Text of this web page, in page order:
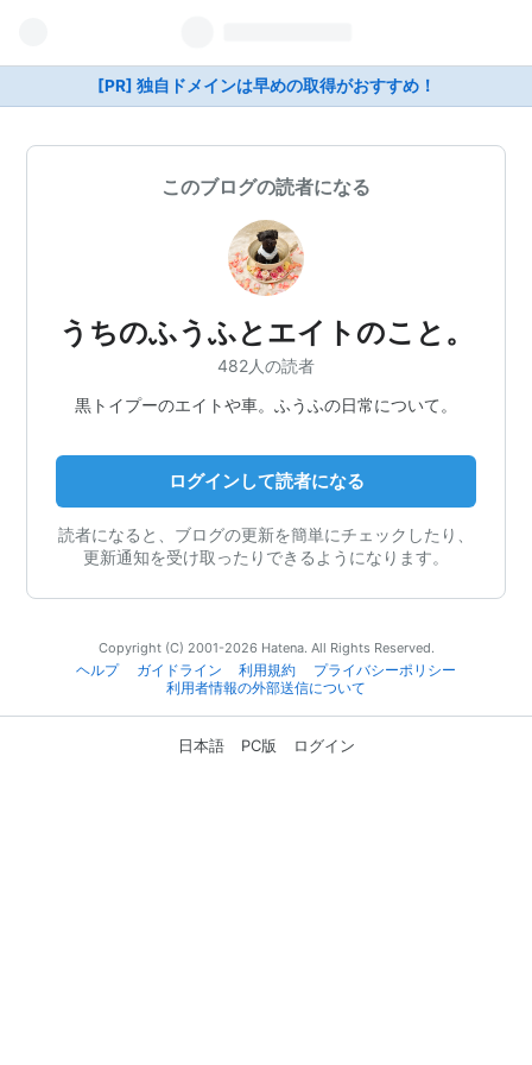
[PR] 独自ドメインは早めの取得がおすすめ！
このブログの読者になる
うちのふうふとエイトのこと。
482人の読者
黒トイプーのエイトや車。ふうふの日常について。
ログインして読者になる
読者になると、ブログの更新を簡単にチェックしたり、
更新通知を受け取ったりできるようになります。
Copyright (C) 2001-2026 Hatena. All Rights Reserved.
ヘルプ
ガイドライン 利用規約
プライバシーポリシー
利用者情報の外部送信について
日本語 PC版 ログイン